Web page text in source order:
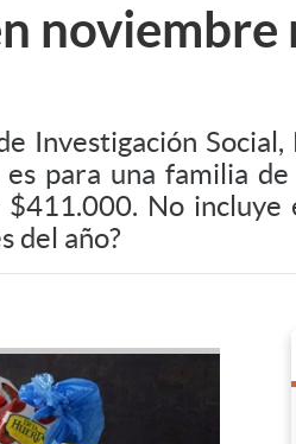
noviembre
Social,
para una familia
No incluye
del año?